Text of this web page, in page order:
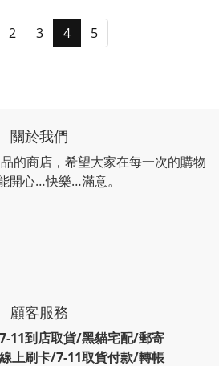
2 3 4 5
關於我們
的商店，希望大家在每一次的購物
開心…快樂…滿意。
顧客服務
11到店取貨/黑貓宅配/郵寄
上刷卡/7-11取貨付款/轉帳